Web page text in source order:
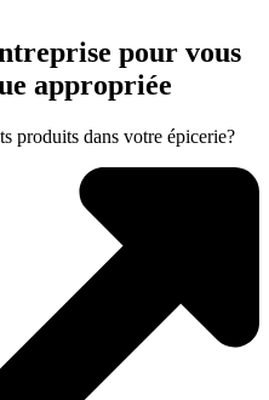
pour vous
appropriée
produits dans votre épicerie?